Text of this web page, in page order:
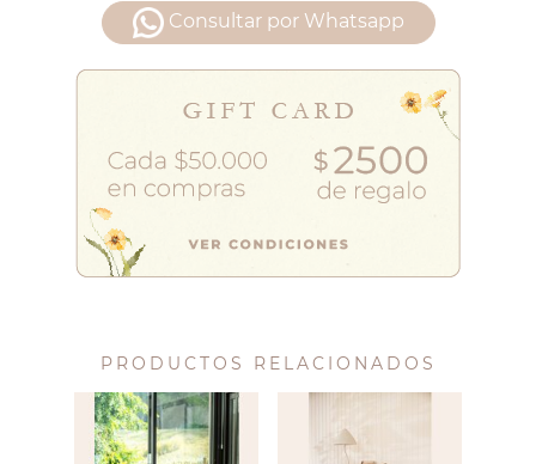
Consultar por Whatsapp
PRODUCTOS RELACIONADOS